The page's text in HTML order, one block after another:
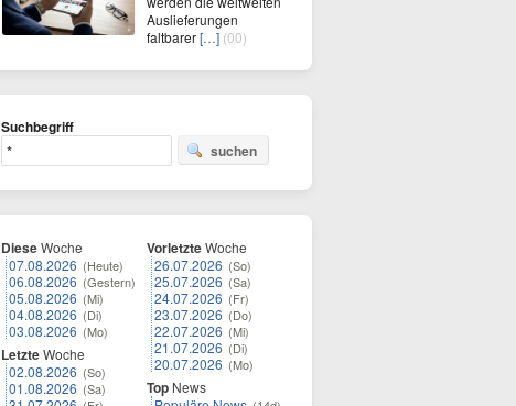
Auslieferungen
faltbarer[…] (00)
Suchbegriff
suchen
DieseWoche
07.08.2026 (Heute)
06.08.2026 (Gestern)
05.08.2026 (Mi)
04.08.2026 (Di)
03.08.2026 (Mo)
LetzteWoche
02.08.2026 (So)
01.08.2026 (Sa)
VorletzteWoche
26.07.2026 (So)
25.07.2026 (Sa)
24.07.2026 (Fr)
23.07.2026 (Do)
22.07.2026 (Mi)
21.07.2026 (Di)
20.07.2026 (Mo)
Top News